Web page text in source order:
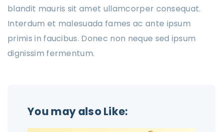
blandit mauris sit amet ullamcorper consequat.
Interdum et malesuada fames ac ante ipsum
primis in faucibus. Donec non neque sed ipsum
dignissim fermentum.
You may also Like: